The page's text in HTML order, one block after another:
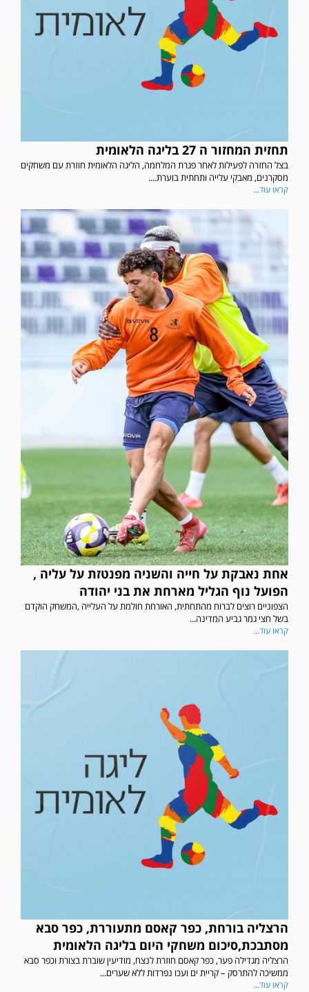
תחזית המחזור ה 27 בליגה הלאומית
בצל החזרה לפעילות לאחר פגרת המלחמה, הליגה הלאומית חוזרת עם משחקים
מסקרנים, מאבקי עלייה ותחתית בוערת....
קראו עוד...
אחת נאבקת על חייה והשניה מפנטזת על עליה ,
הפועל נוף הגליל מארחת את בני יהודה
הצפוניים רוצים לברוח מהתחתית, האורחת חולמת על העלייה ,המשחק הוקדם
בשל חצי גמר גביע המדינה...
קראו עוד...
הרצליה בורחת, כפר קאסם מתעוררת, כפר סבא
מסתבכת,סיכום משחקי היום בליגה הלאומית
הרצליה מגדילה פער, כפר קאסם חוזרת לנצח, מודיעין שוברת בצורת וכפר סבא
ממשיכה להתרסק – קריית ים ועכו נפרדות ללא שערים...
קראו עוד...